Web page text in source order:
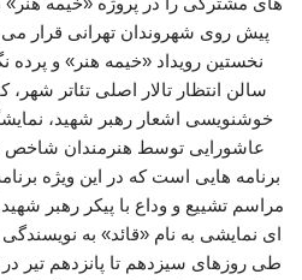
پیش روی شهروندان تهرانی قرار می
نخستین رویداد «خیمه هنر» و پرده
سالن انتظار تالار اصلی تئاتر شهر،
خوشنویسی اشعار رهبر شهید،
عاشورایی توسط هنرمندان شاخص
برنامه هایی است که در این ویژه
مراسم تشییع و وداع با پیکر رهبر
ای نمایشی به نام «قائد» به
طی روزهای سیزدهم تا پانزدهم تیر